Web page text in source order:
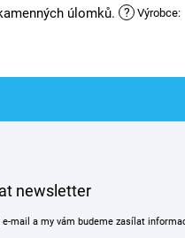
úlomků. ? Výrobce:
newsletter
mail a my vám budeme zasílat